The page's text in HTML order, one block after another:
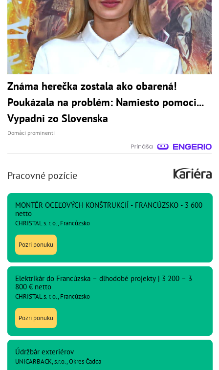
Známa herečka zostala ako obarená!
Poukázala na problém: Namiesto pomoci...
Vypadni zo Slovenska
Domáci prominenti
Pracovné pozície
MONTÉR OCEĽOVÝCH KONŠTRUKCIÍ - FRANCÚZSKO - 3 600
netto
CHRISTAL s. r. o., Francúzsko
Pozri ponuku
Elektrikár do Francúzska – dlhodobé projekty | 3 200 – 3
800 € netto
CHRISTAL s. r. o., Francúzsko
Pozri ponuku
Údržbár exteriérov
UNICARBACK, s.r.o., Okres Čadca